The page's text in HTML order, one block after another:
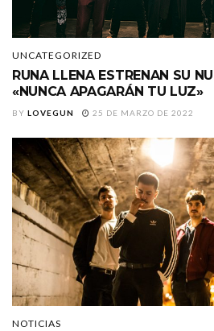
UNCATEGORIZED
RUNA LLENA ESTRENAN SU
«NUNCA APAGARÁN TU LUZ»
BY LOVEGUN 25 DE MARZO DE 2022
NOTICIAS